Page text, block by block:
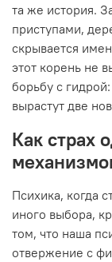
та же история.
приступами,
скрывается
этот корень не
борьбу с
вырастут две
Как страх
Психика, когда
иного выбора,
том, что наша
отвержение с